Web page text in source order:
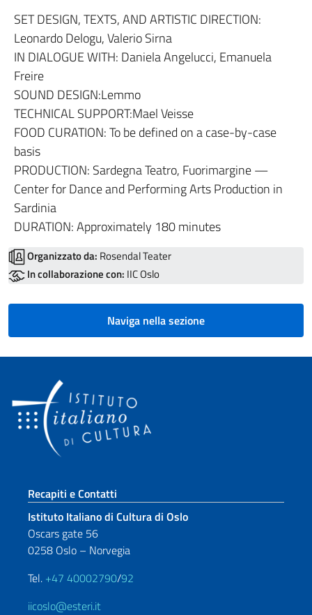
SET DESIGN, TEXTS, AND ARTISTIC DIRECTION:
Leonardo Delogu, Valerio Sirna
IN DIALOGUE WITH: Daniela Angelucci, Emanuela
Freire
SOUND DESIGN:Lemmo
TECHNICAL SUPPORT:Mael Veisse
FOOD CURATION: To be defined on a case-by-case
basis
PRODUCTION: Sardegna Teatro, Fuorimargine —
Center for Dance and Performing Arts Production in
Sardinia
DURATION: Approximately 180 minutes
Organizzato da: Rosendal Teater
In collaborazione con: IIC Oslo
Naviga nella sezione
Sezione footer
Recapiti e Contatti
Istituto Italiano di Cultura di Oslo
Oscars gate 56
0258 Oslo – Norvegia
Tel. +47 40002790/92
iicoslo@esteri.it